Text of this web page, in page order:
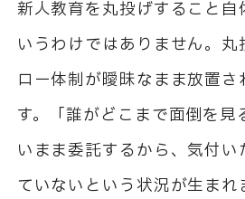
新人教育を丸投げすること自
いうわけではありません。丸
ロー体制が曖昧なまま放置
す。「誰がどこまで面倒を見
いまま委託するから、気付
ていないという状況が生まれ